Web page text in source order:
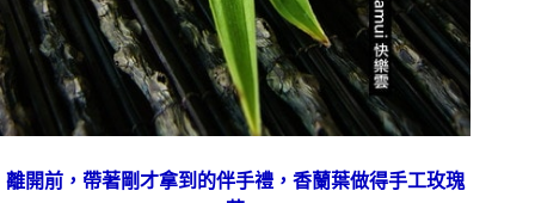
離開前，帶著剛才拿到的伴手禮，香蘭葉做得手工玫瑰